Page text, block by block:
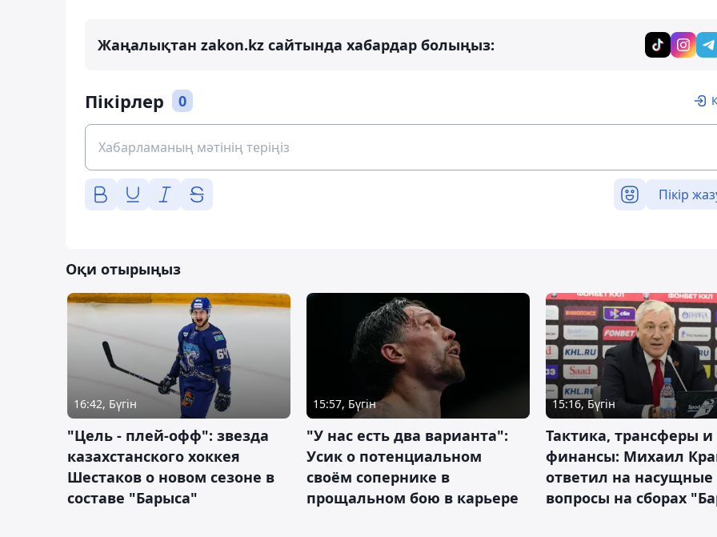
Жаңалықтан zakon.kz сайтында хабардар болыңыз:
Пікірлер 0
Пікір
Оқи отырыңыз
16:42, Бүгін
"Цель - плей-офф": звезда
казахстанского хоккея
Шестаков о новом сезоне в
составе "Барыса"
15:57, Бүгін
"У нас есть два варианта":
Усик о потенциальном
своём сопернике в
прощальном бою в карьере
15:16, Бүгін
Тактика, трансферы и
финансы: Михаил
ответил на насущные
вопросы на сборах